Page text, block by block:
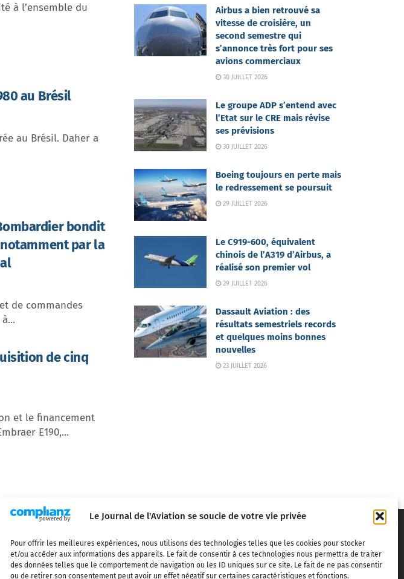
Le Journal de l'Aviation se soucie de votre vie privée
Pour offrir les meilleures expériences, nous utilisons des technologies telles que les cookies pour stocker
et/ou accéder aux informations des appareils. Le fait de consentir à ces technologies nous permettra de traiter
des données telles que le comportement de navigation ou les ID uniques sur ce site. Le fait de ne pas consentir
ou de retirer son consentement peut avoir un effet négatif sur certaines caractéristiques et fonctions.
à l’ensemble du
au Brésil
au Brésil. Daher a
bondit
par la
de commandes
de cinq
et le financement
E190,...
Airbus a bien retrouvé sa
vitesse de croisière, un
second semestre qui
s’annonce très fort pour ses
avions commerciaux
30 JUILLET 2026
Le groupe ADP s’entend avec
l’Etat sur le CRE mais révise
ses prévisions
30 JUILLET 2026
Boeing toujours en perte mais
le redressement se poursuit
29 JUILLET 2026
Le C919-600, équivalent
chinois de l’A319 d’Airbus, a
réalisé son premier vol
29 JUILLET 2026
Dassault Aviation : des
résultats semestriels records
et quelques moins bonnes
nouvelles
23 JUILLET 2026
confidentialité Cookies